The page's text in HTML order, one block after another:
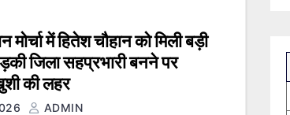
मोर्चा में हितेश चौहान को मिली बड़ी
जिला सहप्रभारी बनने पर
की लहर
ADMIN